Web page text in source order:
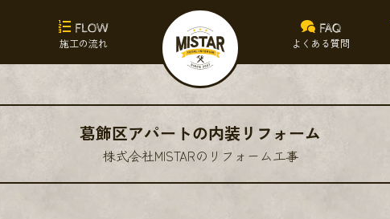
FLOW
施工の流れ
FAQ
よくある質問
葛飾区アパートの内装リフォーム
株式会社MISTARのリフォーム工事